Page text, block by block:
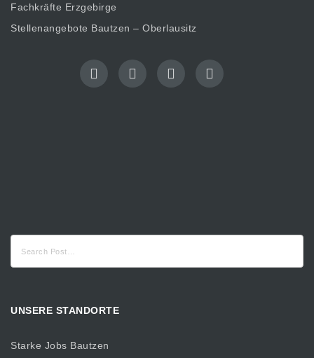
Fachkräfte Erzgebirge
Stellenangebote Bautzen – Oberlausitz
nach:
UNSERE STANDORTE
Starke Jobs Bautzen